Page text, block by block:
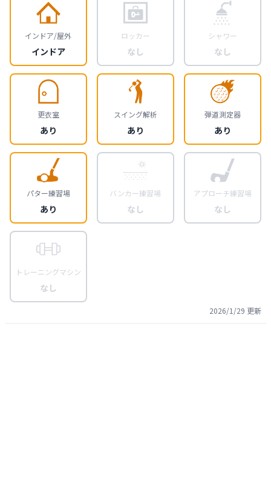
インドア/屋外
インドア
ロッカー
なし
シャワー
なし
更衣室
あり
スイング解析
あり
弾道測定器
あり
パター練習場
あり
バンカー練習場
なし
アプローチ練習場
なし
トレーニングマシン
なし
2026/1/29 更新